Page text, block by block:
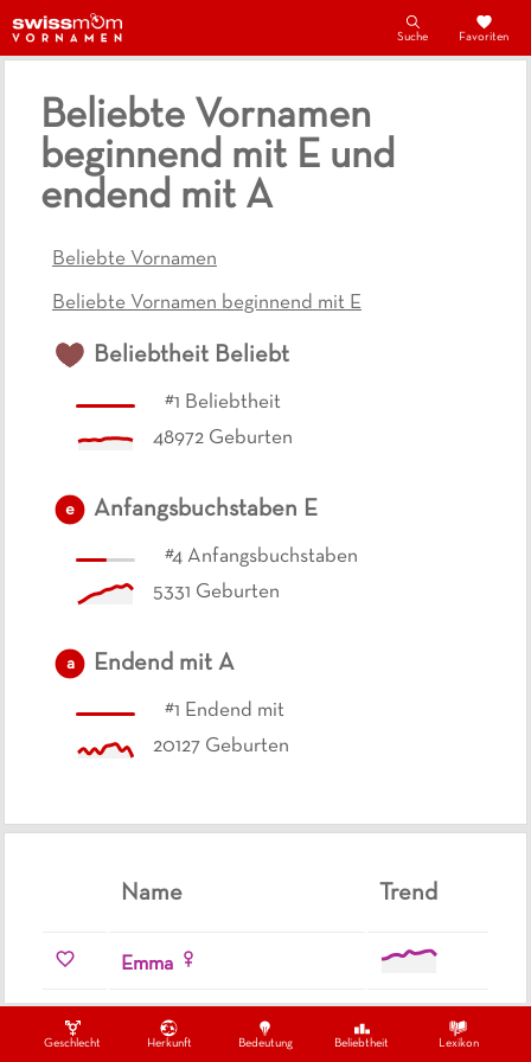
Geschlecht Herkunft Bedeutung Beliebtheit Lexikon
Suche Favoriten
Beliebte Vornamen
beginnend mit E und
endend mit A
Beliebte Vornamen
Beliebte Vornamen beginnend mit E
Beliebtheit Beliebt
#1 Beliebtheit
48972 Geburten
e Anfangsbuchstaben E
#4 Anfangsbuchstaben
5331 Geburten
a Endend mit A
#1 Endend mit
20127 Geburten
Name Trend
Emma
Emilia